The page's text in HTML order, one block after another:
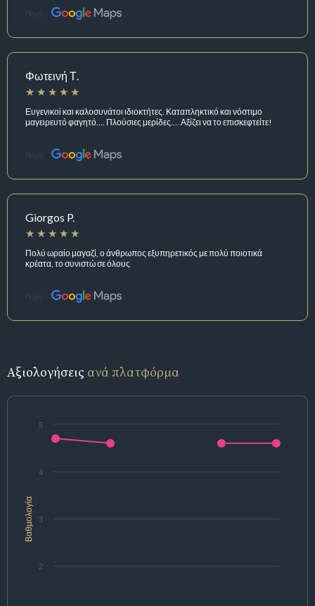
Πηγή:
Φωτεινή Τ.
Ευγενικοί και καλοσυνάτοι ιδιοκτήτες. Καταπληκτικό και νόστιμο
μαγειρευτό φαγητό.... Πλούσιες μερίδες.... Αξίζει να το επισκεφτείτε!
Πηγή:
Giorgos P.
Πολύ ωραίο μαγαζί, ο άνθρωπος εξυπηρετικός με πολύ ποιοτικά
κρέατα, το συνιστώ σε όλους
Πηγή:
Αξιολογήσεις ανά πλατφόρμα
Βαθμολογία
2
3
4
5